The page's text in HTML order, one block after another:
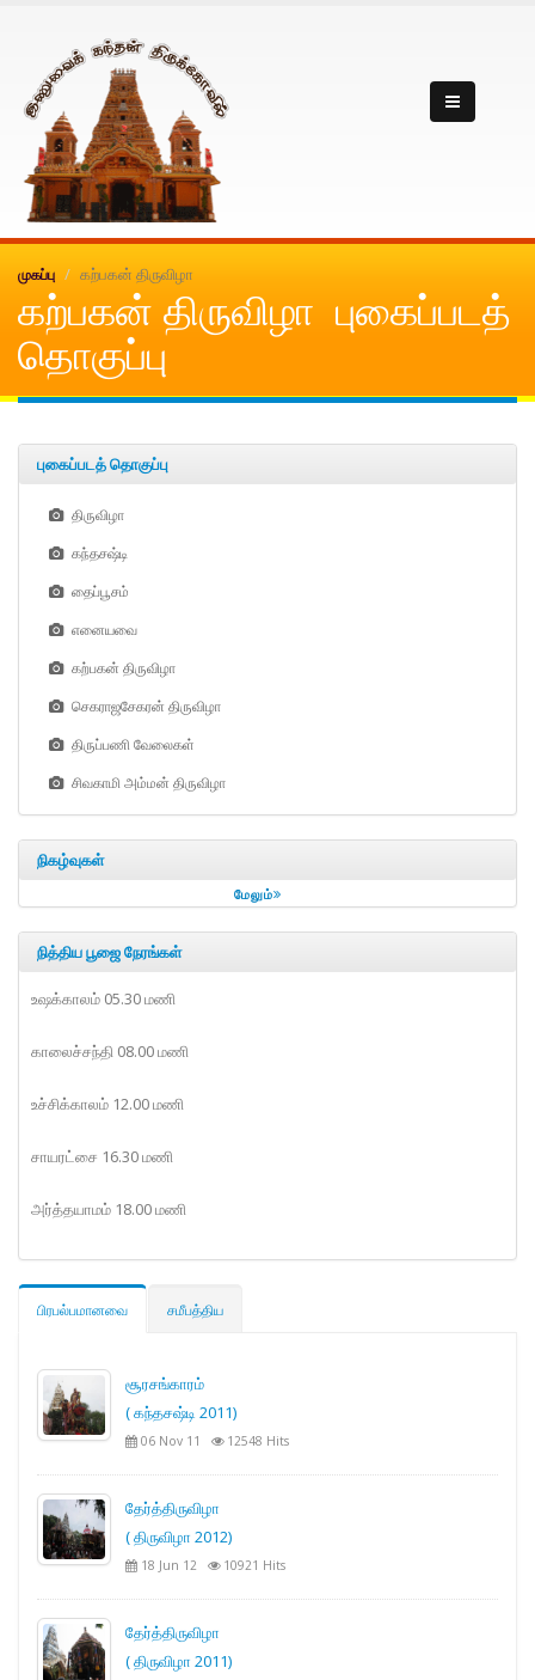
முகப்பு கற்பகன் திருவிழா
கற்பகன் திருவிழா புகைப்படத்
தொகுப்பு
புகைப்படத் தொகுப்பு
திருவிழா
கந்தசஷ்டி
தைப்பூசம்
எனையவை
கற்பகன் திருவிழா
செகராஜசேகரன் திருவிழா
திருப்பணி வேலைகள்
சிவகாமி அம்மன் திருவிழா
நிகழ்வுகள்
மேலும்
நித்திய பூஜை நேரங்கள்
உஷக்காலம் 05.30 மணி
காலைச்சந்தி 08.00 மணி
உச்சிக்காலம் 12.00 மணி
சாயரட்சை 16.30 மணி
அர்த்தயாமம் 18.00 மணி
பிரபல்பமானவை சமீபத்திய
சூரசங்காரம்
( கந்தசஷ்டி 2011)
06 Nov 11 12548 Hits
தேர்த்திருவிழா
( திருவிழா 2012)
18 Jun 12 10921 Hits
தேர்த்திருவிழா
( திருவிழா 2011)